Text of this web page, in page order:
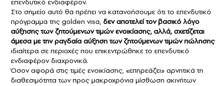
Στο σημείο αυτό θα πρέπει να κατανοήσουμε ότι το επενδυτικό
πρόγραμμα της golden visa, δεν αποτελεί τον βασικό λόγο
αύξησης των ζητούμενων τιμών ενοικίασης, αλλά, σχετίζεται
άμεσα με την ραγδαία αύξηση των ζητούμενων τιμών πώλησης
ιδιαίτερα σε περιοχές που επικεντρώθηκε το επενδυτικό
ενδιαφέρον διαχρονικά.
Όσον αφορά στις τιμές ενοικίασης, «επηρεάζει» αρνητικά τη
διαθεσιμότητα των προς μακροχρόνια μίσθωση ακινήτων